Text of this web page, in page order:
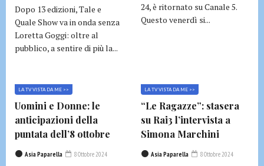
Dopo 13 edizioni, Tale e
Quale Show va in onda senza
Loretta Goggi: oltre al
pubblico, a sentire di più la...
24, è ritornato su Canale 5.
Questo venerdì si...
LA TV VISTA DA ME >>
Uomini e Donne: le
anticipazioni della
puntata dell’8 ottobre
Asia Paparella 8 Ottobre 2024
LA TV VISTA DA ME >>
“Le Ragazze”: stasera
su Rai3 l’intervista a
Simona Marchini
Asia Paparella 8 Ottobre 2024